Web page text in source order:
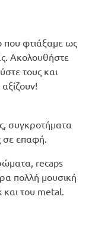
που φτιάξαμε ως
Ακολουθήστε
τους και
συγκροτήματα
σε επαφή.
recaps
πολλή μουσική
του metal.